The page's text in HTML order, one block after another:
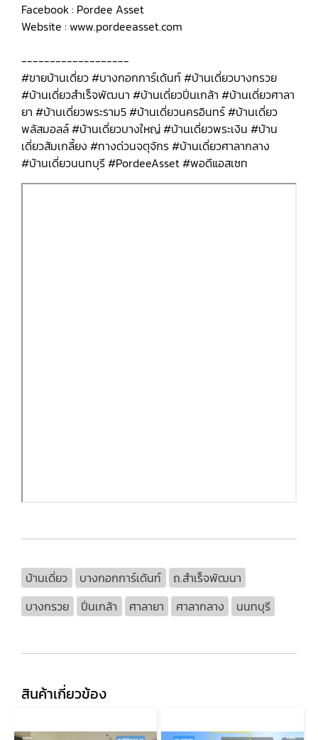
Facebook : Pordee Asset
Website : www.pordeeasset.com
-------------------
#ขายบ้านเดี่ยว #บางกอกการ์เด้นท์ #บ้านเดี่ยวบางกรวย
#บ้านเดี่ยวสำเร็จพัฒนา #บ้านเดี่ยวปิ่นเกล้า #บ้านเดี่ยวศาลา
ยา #บ้านเดี่ยวพระราม5 #บ้านเดี่ยวนครอินทร์ #บ้านเดี่ยว
พลัสมอลล์ #บ้านเดี่ยวบางใหญ่ #บ้านเดี่ยวพระเงิน #บ้าน
เดี่ยวส้มเกลี้ยง #ทางด่วนจตุจักร #บ้านเดี่ยวศาลากลาง
#บ้านเดี่ยวนนทบุรี #PordeeAsset #พอดีแอสเซท
บ้านเดี่ยว บางกอกการ์เด้นท์
ถ.สำเร็จพัฒนา
บางกรวย
ปิ่นเกล้า ศาลายา ศาลากลาง นนทบุรี
สินค้าเกี่ยวข้อง